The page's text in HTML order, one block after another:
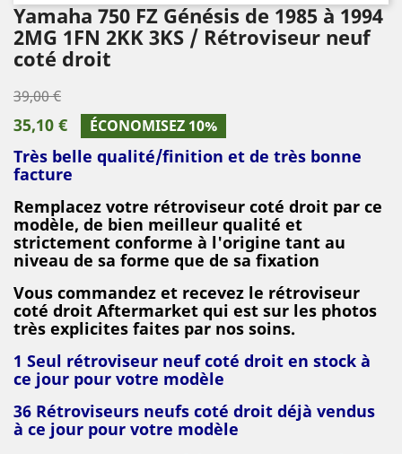
Yamaha 750 FZ Génésis de 1985 à 1994
2MG 1FN 2KK 3KS / Rétroviseur neuf
coté droit
39,00 €
35,10 € ÉCONOMISEZ 10%
Très belle qualité/finition et de très bonne
facture
Remplacez votre rétroviseur coté droit par ce
modèle, de bien meilleur qualité et
strictement conforme à l'origine tant au
niveau de sa forme que de sa fixation
Vous commandez et recevez le rétroviseur
coté droit Aftermarket qui est sur les photos
très explicites faites par nos soins.
1 Seul rétroviseur neuf coté droit en stock à
ce jour pour votre modèle
36 Rétroviseurs neufs coté droit déjà vendus
à ce jour pour votre modèle